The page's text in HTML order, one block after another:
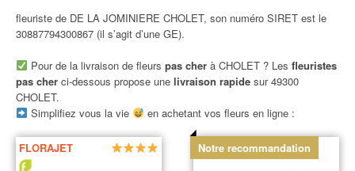
fleuriste de DE LA JOMINIERE CHOLET, son numéro SIRET est le
30887794300867 (il s’agit d’une GE).
Pour de la livraison de fleurs pas cherà CHOLET ? Les fleuristes
pas cher ci-dessous propose une livraison rapide sur 49300
CHOLET.
Simplifiez vous la vie
en achetant vos fleurs en ligne :
FLORAJET Notre recommandation